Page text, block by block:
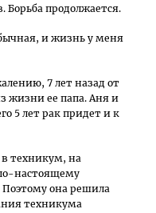
продолжается.
и жизнь у меня
7 лет назад от
жизни ее папа. Аня и
5 лет рак придет и к
техникум, на
настоящему
Поэтому она решила
техникума